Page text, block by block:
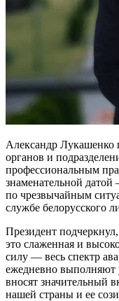
Александр Лукашенко
органов и
профессиональным
знаменательной
по чрезвычайным
службе белорусского
Президент
это слаженная и
силу — весь спектр
ежедневно выполняют
вносят значительный
нашей страны и ее